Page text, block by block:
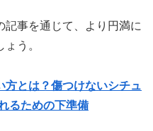
記事を通じて、より円満に
う。
方とは？傷つけないシチュ
るための下準備